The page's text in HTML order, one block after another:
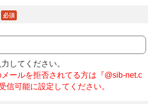
必須
してください。
ールを拒否されてる方は『@sib-net.c
信可能に設定してください。